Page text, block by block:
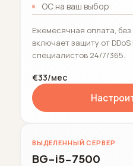
ОС на ваш выбор
Ежемесячная оплата, без
включает защиту от
специалистов 24/7/365.
€33/мес
ВЫДЕЛЕННЫЙ СЕРВЕР
BG-i5-7500